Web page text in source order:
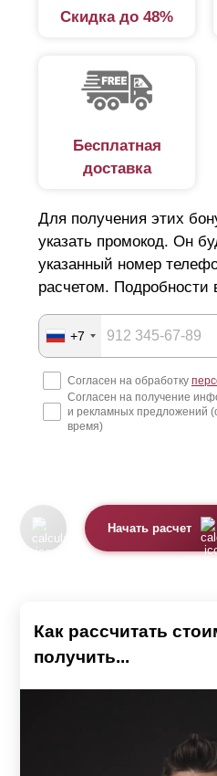
Скидка до 48%
Бесплатная
доставка
Для получения этих
указать промокод. Он
указанный номер
расчетом. Подробности
+7
Согласен на обработку
Согласен на получение
и рекламных предложений
время)
Начать расчет
Как рассчитать
получить...